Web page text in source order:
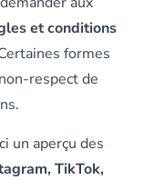
et conditions
formes
respect de
un aperçu des
TikTok,